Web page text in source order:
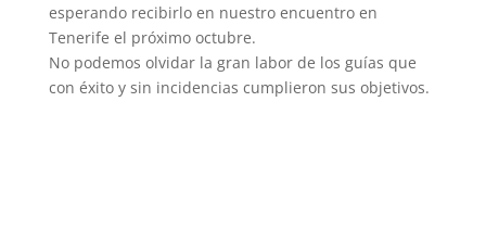
esperando recibirlo en nuestro encuentro en
Tenerife el próximo octubre.
No podemos olvidar la gran labor de los guías que
con éxito y sin incidencias cumplieron sus objetivos.